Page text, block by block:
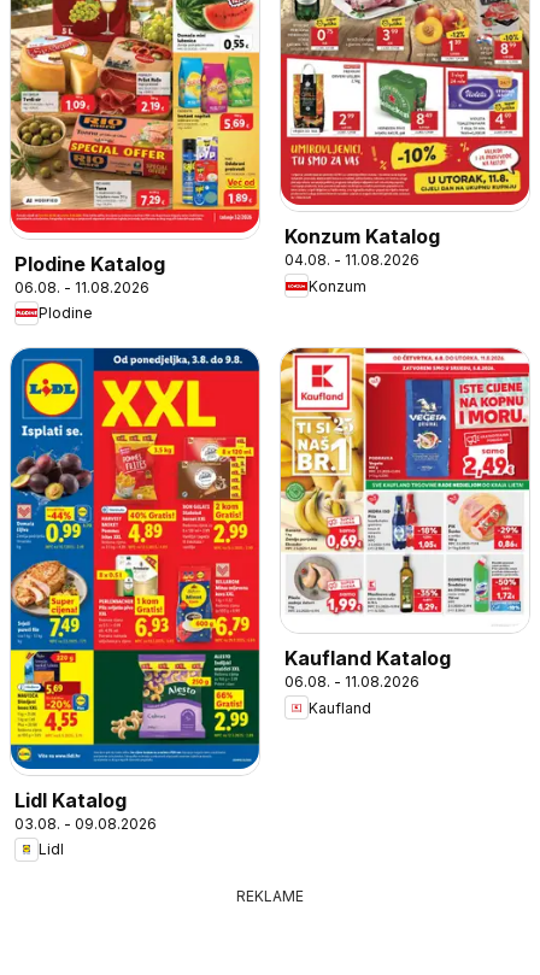
Plodine Katalog
06.08. - 11.08.2026
Plodine
Konzum Katalog
04.08. - 11.08.2026
Konzum
Lidl Katalog
03.08. - 09.08.2026
Lidl
Kaufland Katalog
06.08. - 11.08.2026
Kaufland
REKLAME